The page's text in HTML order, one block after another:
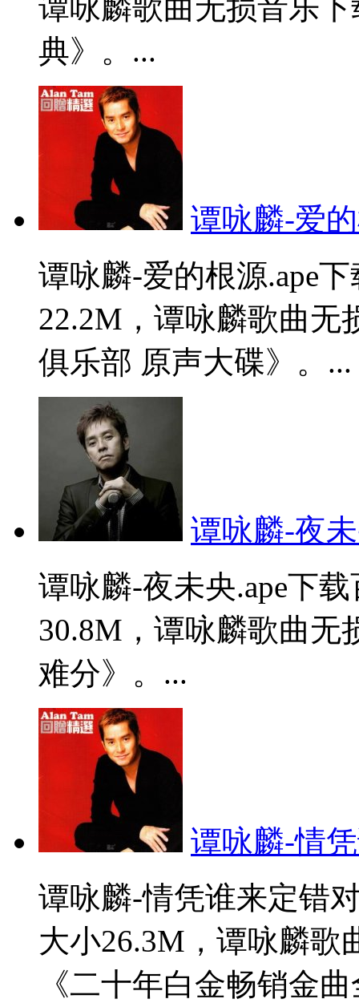
谭咏麟歌曲无损音乐
典》。...
谭咏麟-爱
谭咏麟-爱的根源.ape
22.2M，谭咏麟歌曲无
俱乐部 原声大碟》。...
谭咏麟-夜
谭咏麟-夜未央.ape下
30.8M，谭咏麟歌曲无
难分》。...
谭咏麟-情
谭咏麟-情凭谁来定错
大小26.3M，谭咏麟歌
《二十年白金畅销金